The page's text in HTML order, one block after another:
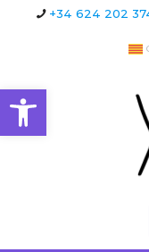
Abrir
+34 624 202